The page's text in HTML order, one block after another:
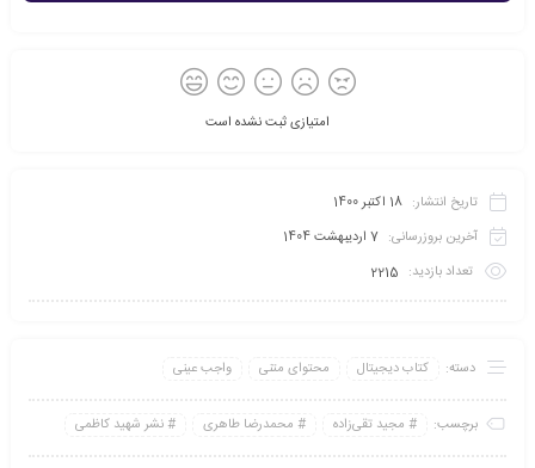
امتیازی ثبت نشده است
تاریخ انتشار: 18 اکتبر 1400
آخرین بروزرسانی: 7 اردیبهشت 1404
تعداد بازدید: 2215
دسته: کتاب دیجیتال محتوای متنی واجب عینی
برچسب: مجید تقی‌زاده محمدرضا طاهری نشر شهید کاظمی